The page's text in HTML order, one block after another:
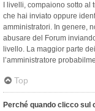
I livelli, compaiono sotto
che hai inviato oppure
amministratori. In genere,
abusare del Forum
livello. La maggior parte
l’amministratore
Top
Perché quando clicco sul